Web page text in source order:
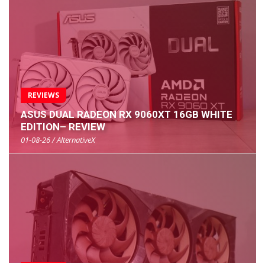
REVIEWS
ASUS DUAL RADEON RX 9060XT 16GB WHITE
EDITION– REVIEW
01-08-26 / AlternativeX